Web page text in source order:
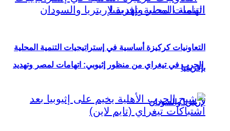
الحرب في تيغراي من منظور إثيوبي: اتهامات لمصر وتهديد
لإريتريا والسودان
التعاونيات كركيزة أساسية في إستراتيجيات التنمية المحلية
بإفريقيا